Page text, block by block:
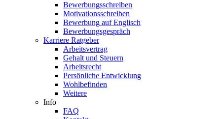
Bewerbungsschreiben
Motivationsschreiben
Bewerbung auf Englisch
Bewerbungsgespräch
Karriere Ratgeber
Arbeitsvertrag
Gehalt und Steuern
Arbeitsrecht
Persönliche Entwicklung
Wohlbefinden
Weitere
Info
FAQ